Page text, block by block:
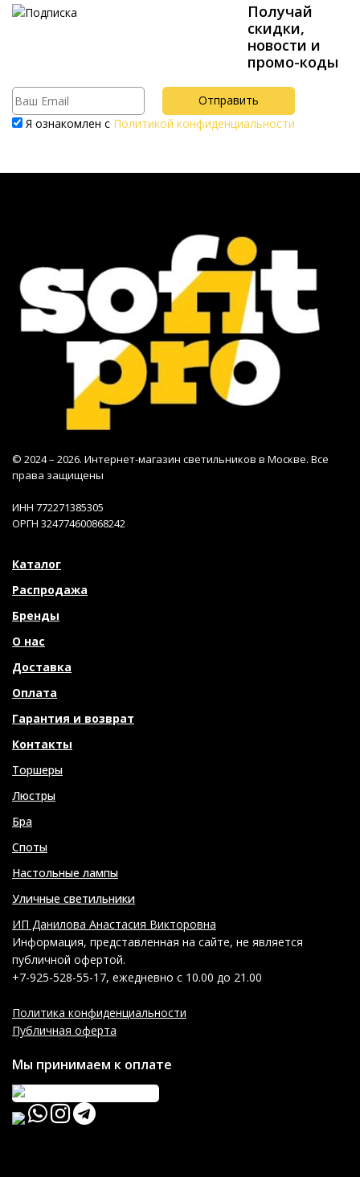
Получай
скидки,
новости и
промо-коды
Я ознакомлен с Политикой конфиденциальности
© 2024 – 2026. Интернет-магазин светильников в Москве. Все
права защищены
ИНН 772271385305
ОРГН 324774600868242
Каталог
Распродажа
Бренды
О нас
Доставка
Оплата
Гарантия и возврат
Контакты
Торшеры
Люстры
Бра
Споты
Настольные лампы
Уличные светильники
ИП Данилова Анастасия Викторовна
Информация, представленная на сайте, не является
публичной офертой.
+7-925-528-55-17, ежедневно с 10.00 до 21.00
Политика конфиденциальности
Публичная оферта
Мы принимаем к оплате